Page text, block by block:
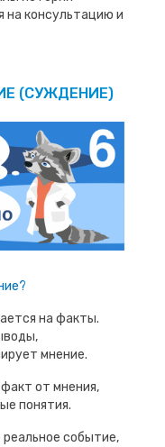
на консультацию и
(СУЖДЕНИЕ)
на факты.
мнение.
от мнения,
понятия.
событие,